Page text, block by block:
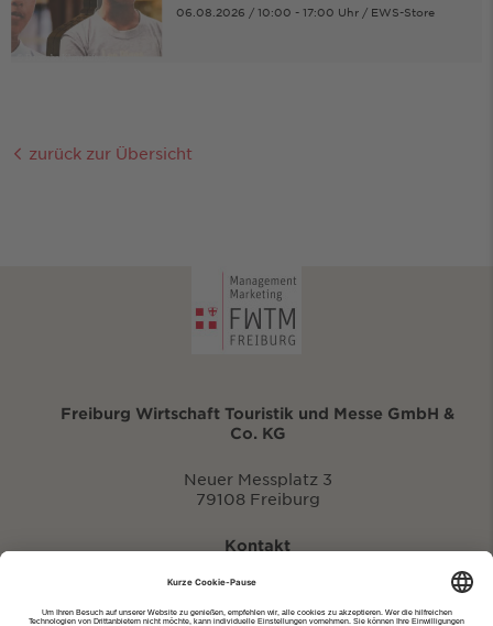
© Deutsche Klimastiftung
06.08.2026 / 10:00 - 17:00 Uhr / EWS-Store
zurück zur Übersicht
Freiburg Wirtschaft Touristik und Messe GmbH &
Co. KG
Neuer Messplatz 3
79108 Freiburg
Kontakt
eventportal@fwtm.de